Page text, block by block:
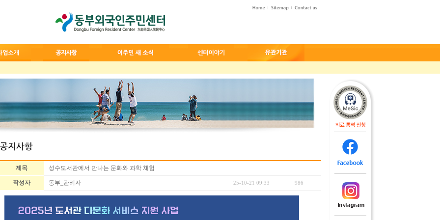
제목 성수도서관에서 만나는 문화와 과학 체험
작성자 동부_관리자 25-10-21 09:33 986